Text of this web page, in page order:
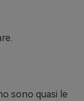
sono quasi le